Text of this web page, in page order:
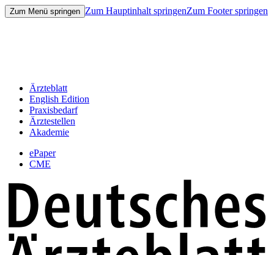
Zum Menü springen Zum Hauptinhalt springenZum Footer springen
Ärzteblatt
English Edition
Praxisbedarf
Ärztestellen
Akademie
ePaper
CME